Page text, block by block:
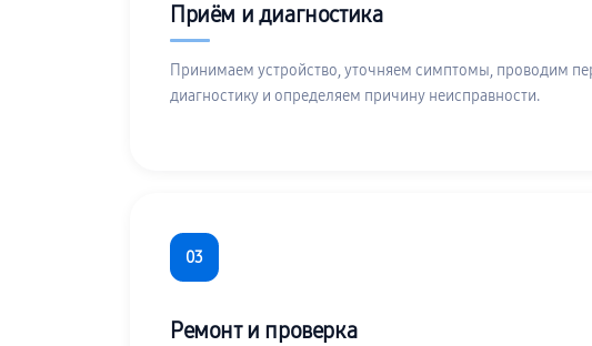
Приём и диагностика
Принимаем устройство, уточняем симптомы, проводим
диагностику и определяем причину неисправности.
03
Ремонт и проверка